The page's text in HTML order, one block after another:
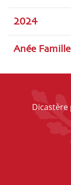
2024
Anée
Dicastère